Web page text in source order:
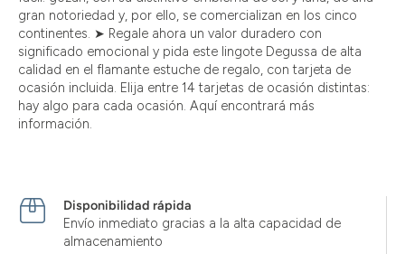
gran notoriedad y, por ello, se comercializan en los cinco
continentes. ➤ Regale ahora un valor duradero con
significado emocional y pida este lingote Degussa de alta
calidad en el flamante estuche de regalo, con tarjeta de
ocasión incluida. Elija entre 14 tarjetas de ocasión distintas:
hay algo para cada ocasión. Aquí encontrará más
información.
Disponibilidad rápida
Envío inmediato gracias a la alta capacidad de
almacenamiento